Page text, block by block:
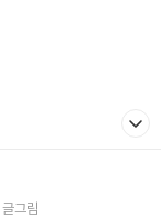
글그림